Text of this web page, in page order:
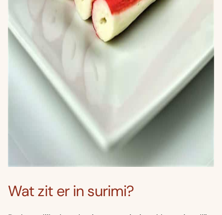
Wat zit er in surimi?